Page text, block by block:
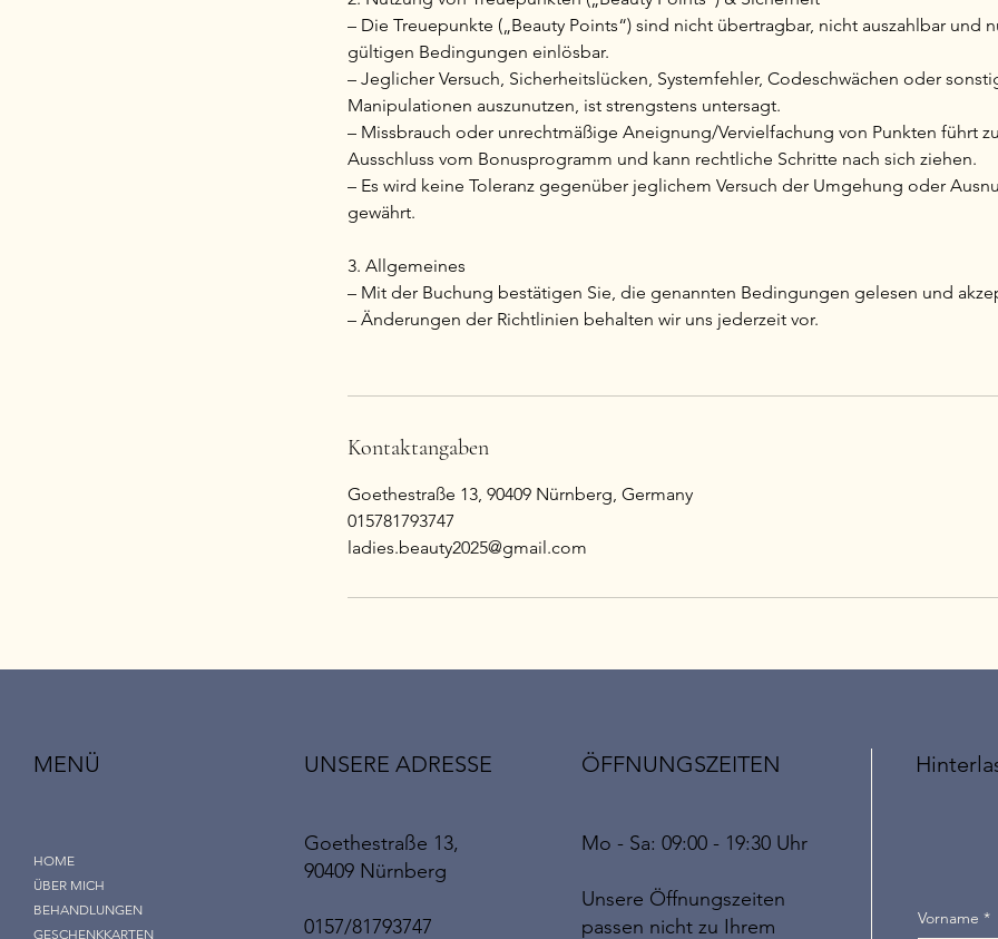
– Die Treuepunkte („Beauty Points“) sind nicht übertragbar, nicht auszahlbar und
gültigen Bedingungen einlösbar.
– Jeglicher Versuch, Sicherheitslücken, Systemfehler, Codeschwächen oder
Manipulationen auszunutzen, ist strengstens untersagt.
– Missbrauch oder unrechtmäßige Aneignung/Vervielfachung von Punkten führt
Ausschluss vom Bonusprogramm und kann rechtliche Schritte nach sich ziehen.
– Es wird keine Toleranz gegenüber jeglichem Versuch der Umgehung oder
gewährt.
3. Allgemeines
– Mit der Buchung bestätigen Sie, die genannten Bedingungen gelesen und
– Änderungen der Richtlinien behalten wir uns jederzeit vor.
Kontaktangaben
Goethestraße 13, 90409 Nürnberg, Germany
015781793747
ladies.beauty2025@gmail.com
MENÜ
HOME
ÜBER MICH
BEHANDLUNGEN
GESCHENKKARTEN
UNSERE ADRESSE
Goethestraße 13,
90409 Nürnberg
0157/81793747
ÖFFNUNGSZEITEN
Mo - Sa: 09:00 - 19:30 Uhr
Unsere Öffnungszeiten
passen nicht zu Ihrem
Vorname *